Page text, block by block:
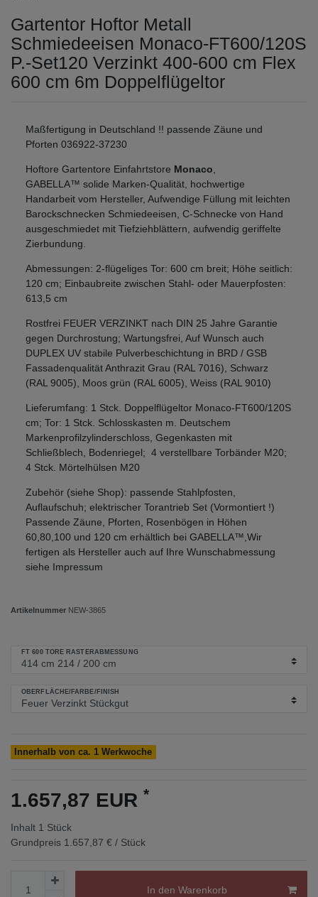
Gartentor Hoftor Metall
Schmiedeeisen Monaco-FT600/120S
P.-Set120 Verzinkt 400-600 cm Flex
600 cm 6m Doppelflügeltor
Maßfertigung in Deutschland !! passende Zäune und
Pforten 036922-37230
Hoftore Gartentore Einfahrtstore Monaco
GABELLA™ solide Marken-Qualität, hochwertige
Handarbeit vom Hersteller, Aufwendige Füllung mit leichten
Barockschnecken Schmiedeeisen, C-Schnecke von Hand
ausgeschmiedet mit Tiefziehblättern, aufwendig geriffelte
Zierbundung.
Abmessungen: 2-flügeliges Tor: 600 cm breit; Höhe seitlich:
120 cm; Einbaubreite zwischen Stahl- oder Mauerpfosten:
613,5 cm
Rostfrei FEUER VERZINKT nach DIN 25 Jahre Garantie
gegen Durchrostung; Wartungsfrei, Auf Wunsch auch
DUPLEX UV stabile Pulverbeschichtung in BRD / GSB
Fassadenqualität Anthrazit Grau (RAL 7016), Schwarz
(RAL 9005), Moos grün (RAL 6005), Weiss (RAL 9010)
Lieferumfang: 1 Stck. Doppelflügeltor Monaco-FT600/120S
cm; Tor: 1 Stck. Schlosskasten m. Deutschem
Markenprofilzylinderschloss, Gegenkasten mit
Schließblech, Bodenriegel; 4 verstellbare Torbänder M20;
4 Stck. Mörtelhülsen M20
Zubehör (siehe Shop): passende Stahlpfosten,
Auflaufschuh; elektrischer Torantrieb Set (Vormontiert !)
Passende Zäune, Pforten, Rosenbögen in Höhen
60,80,100 und 120 cm erhältlich bei GABELLA™,Wir
fertigen als Hersteller auch auf Ihre Wunschabmessung
siehe Impressum
Artikelnummer NEW-3865
FT 600 TORE RASTERABMESSUNG
OBERFLÄCHE/FARBE/FINISH
Innerhalb von ca. 1 Werkwoche
1.657,87 EUR *
Inhalt 1 Stück
Grundpreis 1.657,87 € / Stück
In den Warenkorb